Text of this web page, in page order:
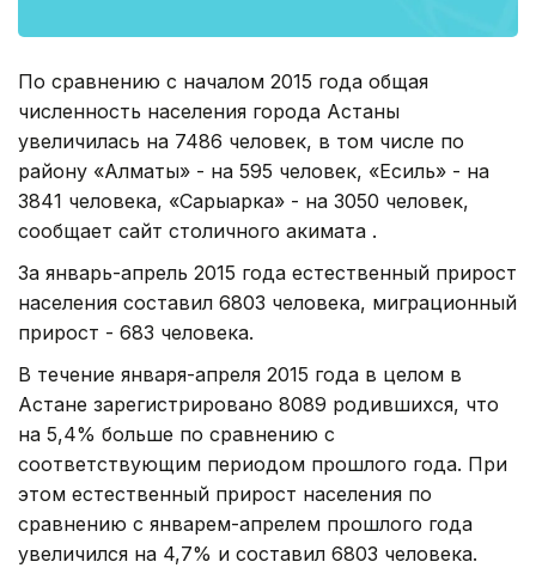
По сравнению с началом 2015 года общая
численность населения города Астаны
увеличилась на 7486 человек, в том числе по
району «Алматы» - на 595 человек, «Есиль» - на
3841 человека, «Сарыарка» - на 3050 человек,
сообщает сайт столичного акимата .
За январь-апрель 2015 года естественный прирост
населения составил 6803 человека, миграционный
прирост - 683 человека.
В течение января-апреля 2015 года в целом в
Астане зарегистрировано 8089 родившихся, что
на 5,4% больше по сравнению с
соответствующим периодом прошлого года. При
этом естественный прирост населения по
сравнению с январем-апрелем прошлого года
увеличился на 4,7% и составил 6803 человека.